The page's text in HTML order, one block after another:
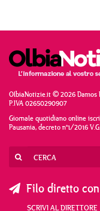
OlbiaNotizie.it © 2026 Damos
P.IVA 02650290907
Giornale quotidiano online
Pausania, decreto n°1/2016
Filo diretto
SCRIVI AL DIRETTORE